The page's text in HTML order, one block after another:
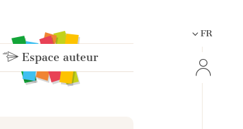
Espace auteur
FR